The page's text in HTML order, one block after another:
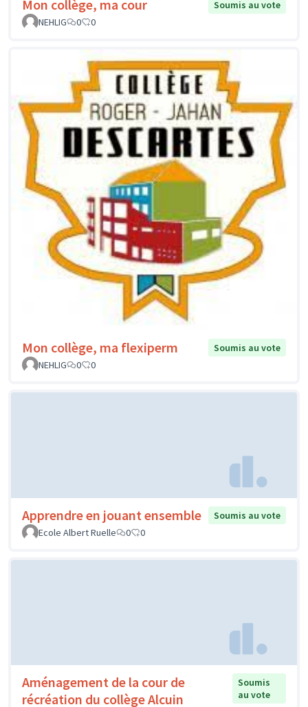
Mon collège, ma cour
Soumis au vote
NEHLIG
0 0
Mon collège, ma flexiperm
Soumis au vote
NEHLIG
0 0
Apprendre en jouant ensemble
Soumis au vote
Ecole Albert Ruelle
0 0
Aménagement de la cour de
récréation du collège Alcuin
Soumis
au vote